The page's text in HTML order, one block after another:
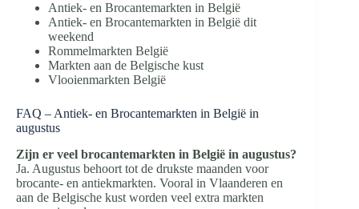
Antiek- en Brocantemarkten in België
Antiek- en Brocantemarkten in België dit
weekend
Rommelmarkten België
Markten aan de Belgische kust
Vlooienmarkten België
FAQ – Antiek- en Brocantemarkten in België in
augustus
Zijn er veel brocantemarkten in België in augustus?
Ja. Augustus behoort tot de drukste maanden voor
brocante- en antiekmarkten. Vooral in Vlaanderen en
aan de Belgische kust worden veel extra markten